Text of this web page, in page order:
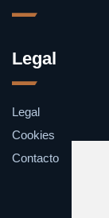
Legal
Legal
Cookies
Contacto